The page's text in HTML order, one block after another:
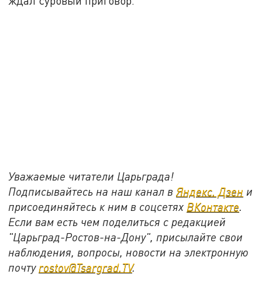
Уважаемые читатели Царьграда!
Подписывайтесь на наш канал вЯндекс. Дзен и
присоединяйтесь к ним в соцсетях ВКонтакте.
Если вам есть чем поделиться с редакцией
"Царьград-Ростов-на-Дону", присылайте свои
наблюдения, вопросы, новости на электронную
почту rostov@Tsargrad.ТV.